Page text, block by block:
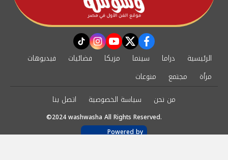
facebook
twitter
youtube
instagram
tiktok
الرئيسية دراما سينما مزيكا فضائيات
فيديوهات
مرأة
مجتمع
منوعات
من نحن
سياسة الخصوصية اتصل بنا
©2024 washwasha All Rights Reserved.
Powered by